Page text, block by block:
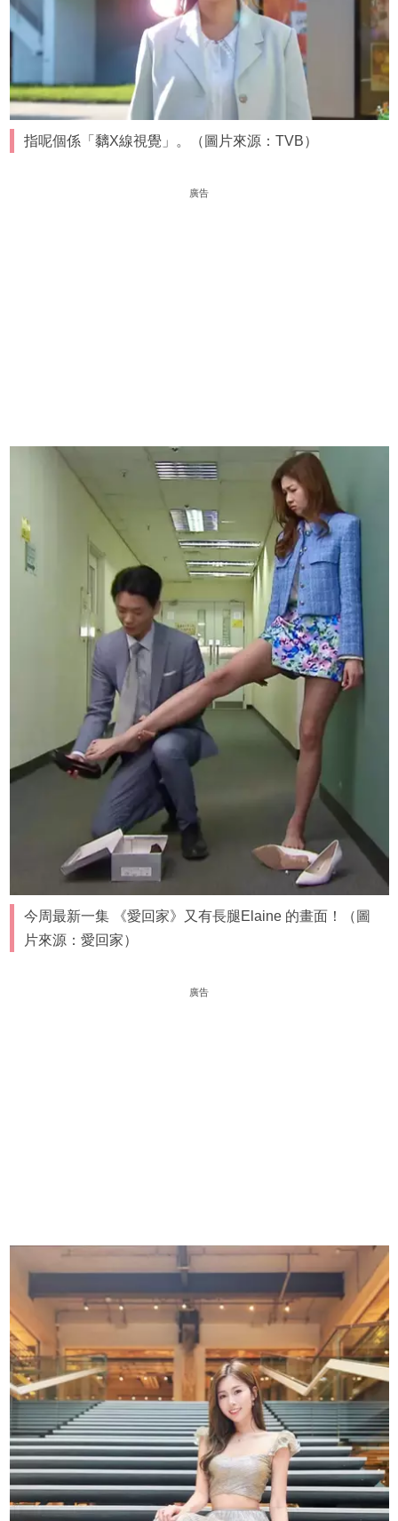
指呢個係「黐X線視覺」。（圖片來源：TVB）
廣告
今周最新一集 《愛回家》又有長腿Elaine 的畫面！（圖
片來源：愛回家）
廣告